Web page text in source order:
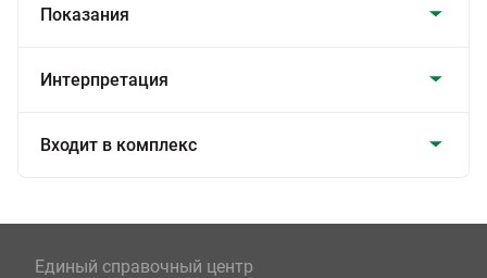
Показания
Интерпретация
Входит в комплекс
Единый справочный центр